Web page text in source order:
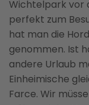
Wichtelpark vor
perfekt zum
hat man die
genommen. Ist
andere Urlaub
Einheimische
Farce. Wir